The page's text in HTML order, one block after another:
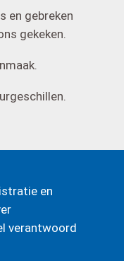
en gebreken
gekeken.
en
verantwoord